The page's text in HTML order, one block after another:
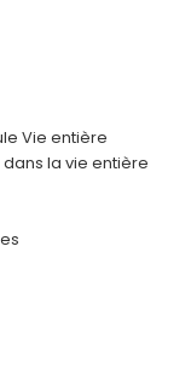
Vie entière
la vie entière